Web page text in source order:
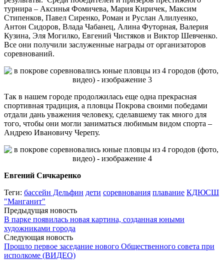
турнира – Аксинья Фомичева, Мария Киричек, Максим
Стипенков, Павел Сиренко, Роман и Руслан Алилуенко,
Антон Сидоров, Влада Чабанец, Алина Футорная, Валерия
Кузина, Эля Могилко, Евгений Чистяков и Виктор Шевченко.
Все они получили заслуженные награды от организаторов
соревнований.
Так в нашем городе продолжилась еще одна прекрасная
спортивная традиция, а пловцы Покрова своими победами
отдали дань уважения человеку, сделавшему так много для
того, чтобы они могли заниматься любимым видом спорта –
Андрею Ивановичу Черепу.
Евгений Сичкаренко
Теги: бассейн Дельфин дети соревнования плавание КДЮСШ
"Манганит"
Предыдущая новость
В парке появилась новая картина, созданная юными
художниками города
Следующая новость
Прошло первое заседание нового Общественного совета при
исполкоме (ВИДЕО)